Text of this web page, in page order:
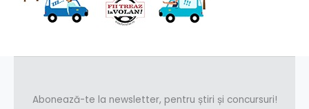
Abonează-te la newsletter, pentru știri și concursuri!